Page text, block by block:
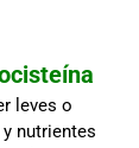
leves o
nutrientes